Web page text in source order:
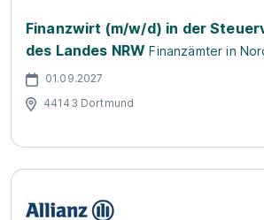
Finanzwirt (m/w/d) in der
des Landes NRW Finanzämter in
01.09.2027
44143 Dortmund